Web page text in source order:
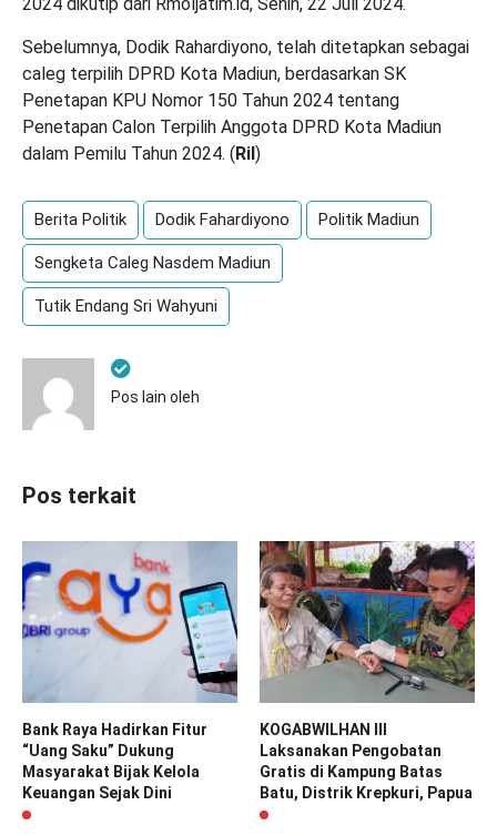
2024 dikutip dari Rmoljatim.id, Senin, 22 Juli 2024.
Sebelumnya, Dodik Rahardiyono, telah ditetapkan sebagai
caleg terpilih DPRD Kota Madiun, berdasarkan SK
Penetapan KPU Nomor 150 Tahun 2024 tentang
Penetapan Calon Terpilih Anggota DPRD Kota Madiun
dalam Pemilu Tahun 2024. ( Ril )
Berita Politik Dodik Fahardiyono Politik Madiun
Sengketa Caleg Nasdem Madiun
Tutik Endang Sri Wahyuni
Pos lain oleh
Pos terkait
Bank Raya Hadirkan Fitur
“Uang Saku” Dukung
Masyarakat Bijak Kelola
Keuangan Sejak Dini
KOGABWILHAN III
Laksanakan Pengobatan
Gratis di Kampung Batas
Batu, Distrik Krepkuri, Papua